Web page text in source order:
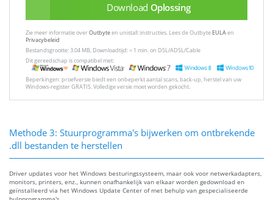
Download Oplossing
Zie meer informatie overOutbyteen unistall :instructies. Lees de Outbyte EULAen
Privacybeleid
Bestandsgrootte: 3.04 MB, Downloadtijd: < 1 min. on DSL/ADSL/Cable
Dit gereedschap is compatibel met:
Beperkingen: proefversie biedt een onbeperkt aantal scans, back-up, herstel van uw
Windows-register GRATIS. Volledige versie moet worden gekocht.
Methode 3: Stuurprogramma's bijwerken om ontbrekende
.dll bestanden te herstellen
Driver updates voor het Windows besturingssysteem, maar ook voor netwerkadapters,
monitors, printers, enz., kunnen onafhankelijk van elkaar worden gedownload en
geïnstalleerd via het Windows Update Center of met behulp van gespecialiseerde